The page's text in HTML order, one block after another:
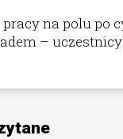
na polu po
–